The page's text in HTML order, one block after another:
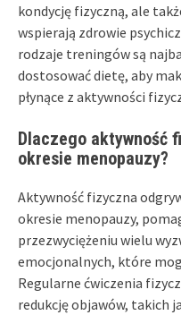
kondycję fizyczną, ale
wspierają zdrowie
rodzaje treningów są
dostosować dietę, aby
płynące z aktywności
Dlaczego aktywność
okresie menopauzy?
Aktywność fizyczna
okresie menopauzy,
przezwyciężeniu wielu
emocjonalnych, które
Regularne ćwiczenia
redukcję objawów, takich